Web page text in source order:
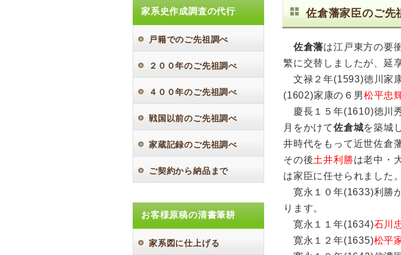
佐倉藩家臣のご先
佐倉藩は江戸東方の要
繁に交替しましたが、延
文禄２年(1593)徳川家
(1602)家康の６男松平忠
慶長１５年(1610)徳川
月をかけて佐倉城を築城
井時代をもって近世佐倉
その後土井利勝は老中・
は家臣に任せられました。
寛永１０年(1633)利勝
ります。
寛永１１年(1634)石川
寛永１２年(1635)松平
家系史作成調査の代行
戸籍でのご先祖調べ
２００年のご先祖調べ
４００年のご先祖調べ
戦国以前のご先祖調べ
家蔵記録のご先祖調べ
ご契約から納品まで
お客様原稿の清書筆耕
家系図に仕上げる